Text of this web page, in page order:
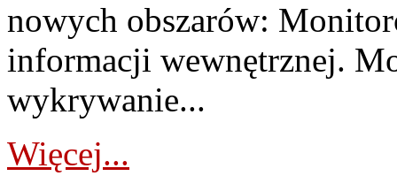
nowych obszarów:
informacji wewnętrznej.
wykrywanie...
Więcej...